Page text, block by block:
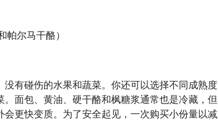
尔马干酪）
有碰伤的水果和蔬菜。你还可以选择不同成熟
面包、黄油、硬干酪和枫糖浆通常也是冷藏，
更快变质。为了安全起见，一次购买小份量以减